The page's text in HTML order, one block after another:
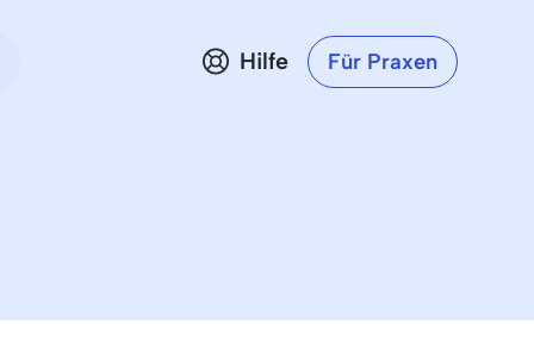
Hilfe Für Praxen